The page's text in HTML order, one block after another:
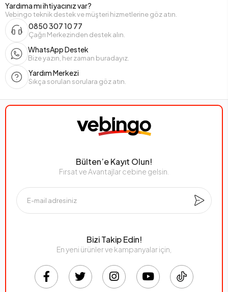
Yardıma mı ihtiyacınız var?
Vebingo teknik destek ve müşteri hizmetlerine göz atın.
0850 307 10 77
Çağrı Merkezinden destek alın.
WhatsApp Destek
Bize yazın, her zaman buradayız.
Yardım Merkezi
Sıkça sorulan sorulara göz atın.
Bülten’e Kayıt Olun!
Fırsat ve Avantajlar cebine gelsin.
Bizi Takip Edin!
En yeni ürünler ve kampanyalar için,